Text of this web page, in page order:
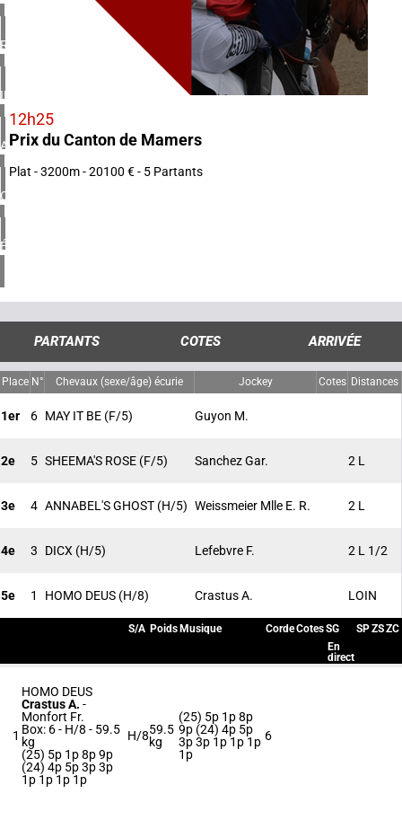
1 réunion(s)
ROYAUME-UNI
3 réunion(s)
IRLANDE
1 réunion(s)
ARGENTINE
1 réunion(s)
CHILI
1 réunion(s)
ÉTATS-UNIS
4 réunion(s)
12h25
Prix du Canton de Mamers
Plat - 3200m - 20100 € - 5 Partants
PARTANTS COTES ARRIVÉE
Place N° Chevaux (sexe/âge) écurie Jockey Cotes Distances
1er 6 MAY IT BE (F/5) Guyon M.
2e 5 SHEEMA'S ROSE (F/5) Sanchez Gar. 2 L
3e 4 ANNABEL'S GHOST (H/5) Weissmeier Mlle E. R. 2 L
4e 3 DICX (H/5) Lefebvre F. 2 L 1/2
5e 1 HOMO DEUS (H/8) Crastus A. LOIN
S/A Poids Musique CordeCotesSG SPZSZC
En
direct
1
HOMO DEUS
Crastus A. -
Monfort Fr.
Box: 6 - H/8 - 59.5
kg
(25) 5p 1p 8p 9p
(24) 4p 5p 3p 3p
1p 1p 1p 1p
H/859.5
kg
(25) 5p 1p 8p
9p (24) 4p 5p
3p 3p 1p 1p 1p
1p
6